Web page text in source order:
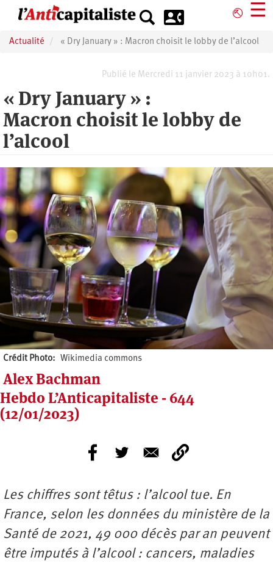
principal
⎋ ☰
Actualité « Dry January » : Macron choisit le lobby de l’alcool
Publié le Mercredi 11 janvier 2023 à 10h01.
« Dry January » :
Macron choisit le lobby de
l’alcool
Crédit Photo Wikimedia commons
Alex Bachman
Hebdo L’Anticapitaliste - 644
(12/01/2023)
Les chiffres sont têtus : l’alcool tue. En
France, selon les données du ministère de la
Santé de 2021, 49 000 décès par an peuvent
être imputés à l’alcool : cancers, maladies